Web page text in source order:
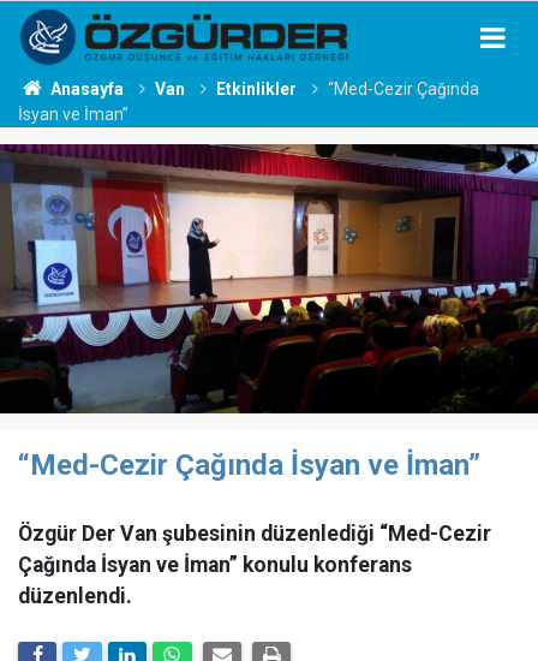
Anasayfa Van Etkinlikler
“Med-Cezir Çağında
İsyan ve İman”
“Med-Cezir Çağında İsyan ve İman”
Özgür Der Van şubesinin düzenlediği “Med-Cezir
Çağında İsyan ve İman” konulu konferans
düzenlendi.